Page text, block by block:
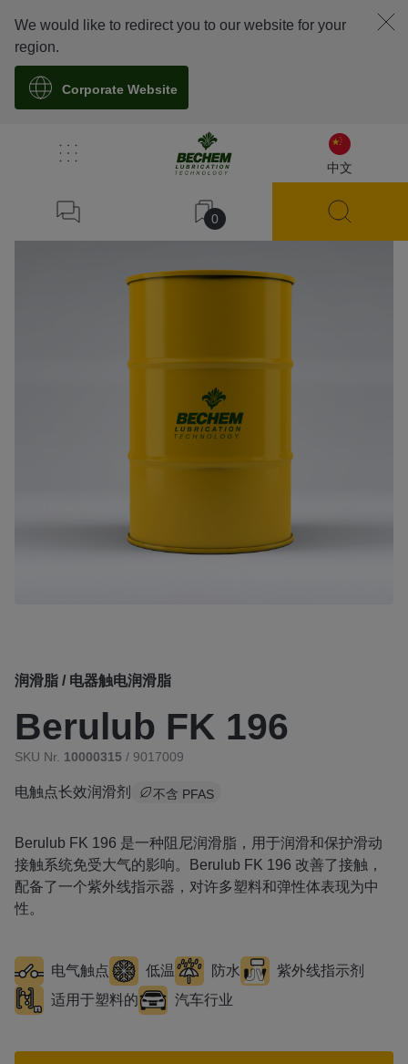
中文
0
We would like to redirect you to our website for your
region.
Corporate Website
溯源
润滑脂 / 电器触电润滑脂
Berulub FK 196
SKU Nr. 10000315 / 9017009
电触点长效润滑剂 不含 PFAS
Berulub FK 196 是一种阻尼润滑脂，用于润滑和保护滑动
接触系统免受大气的影响。Berulub FK 196 改善了接触，
配备了一个紫外线指示器，对许多塑料和弹性体表现为中
性。
电气触点 低温 防水
紫外线指示剂
适用于塑料的
汽车行业